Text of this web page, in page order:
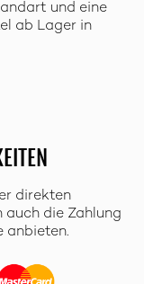
und eine
ab Lager in
direkten
auch die Zahlung
anbieten.